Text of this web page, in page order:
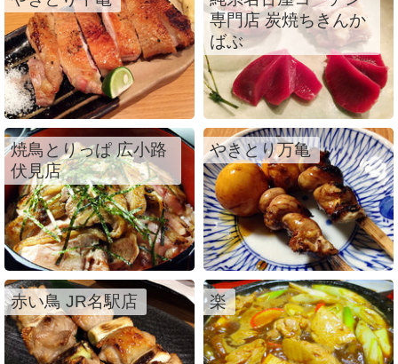
専門店 炭焼ちきんか
ばぶ
焼鳥とりっぱ 広小路
伏見店
やきとり万亀
赤い鳥 JR名駅店 楽